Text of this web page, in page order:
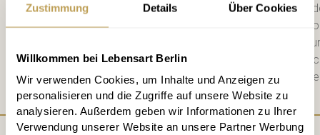
Zustimmung Details Über Cookies
Willkommen bei Lebensart Berlin
Wir verwenden Cookies, um Inhalte und Anzeigen zu
personalisieren und die Zugriffe auf unsere Website zu
analysieren. Außerdem geben wir Informationen zu Ihrer
Verwendung unserer Website an unsere Partner Werbung
Bitte schicken Sie mir bis zum
zweiwöchigen Newsletter mit
habe ich
diese. Jederzeit abbestellbar.
Mail einen 10 € Gutschein für die